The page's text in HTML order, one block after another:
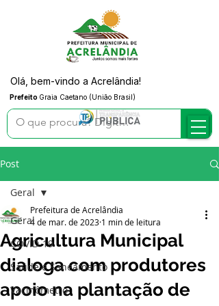
Prefeito Graia Caetano (União Brasil)
Olá, bem-vindo a Acrelândia!
Post
Geral
COVID-19
Saúde e Saneamento
Vacinômetro
Geral
Agricultura Municipal
dialoga com produtores
apoio na plantação de
Prefeitura de Acrelândia
4 de mar. de 2023 1 min de leitura